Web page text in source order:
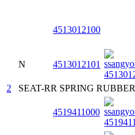
4513012100
N 4513012101
2
SEAT-RR SPRING RUBBER
4519411000